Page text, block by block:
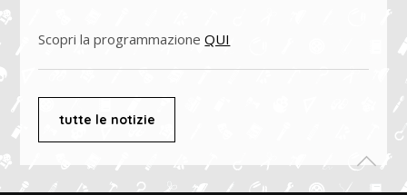
Scopri la programmazioneQUI
tutte le notizie